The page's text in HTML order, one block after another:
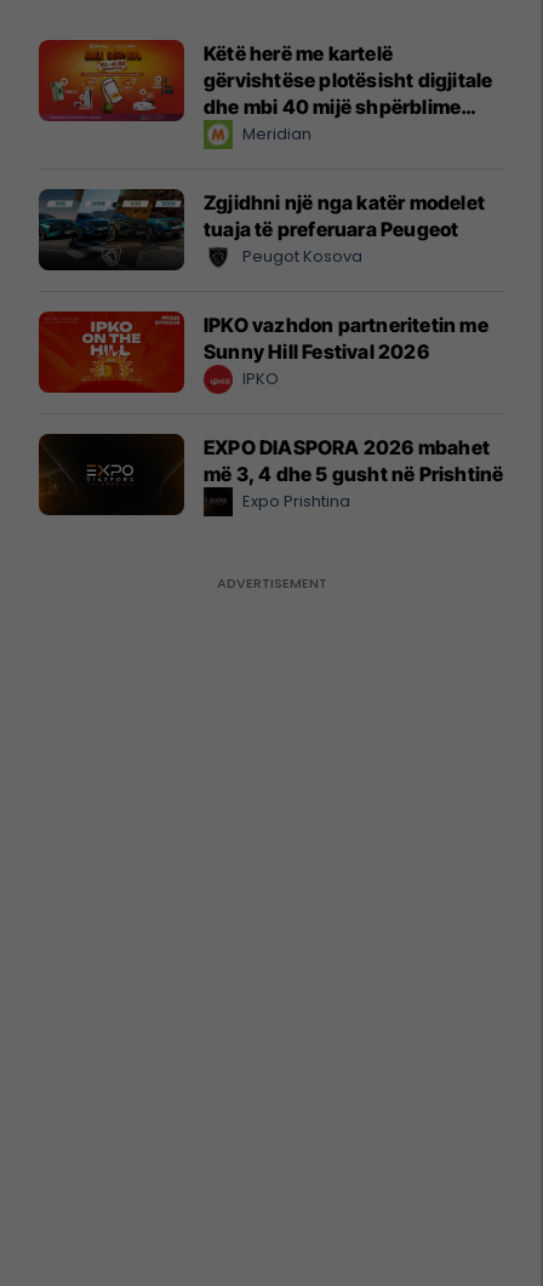
Këtë herë me kartelë
gërvishtëse plotësisht digjitale
dhe mbi 40 mijë shpërblime
instant!Meridian
Zgjidhni një nga katër modelet
tuaja të preferuara Peugeot
Peugot Kosova
IPKO vazhdon partneritetin me
Sunny Hill Festival 2026
IPKO
EXPO DIASPORA 2026 mbahet
më 3, 4 dhe 5 gusht në Prishtinë
Expo Prishtina